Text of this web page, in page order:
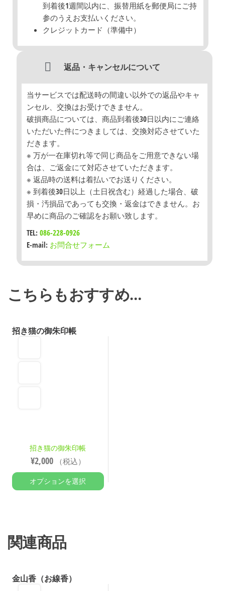
到着後1週間以内に、振替用紙を郵便局にご持
参のうえお支払いください。
クレジットカード（準備中）
返品・キャンセルについて
当サービスでは配送時の間違い以外での返品やキャ
ンセル、交換はお受けできません。
破損商品については、商品到着後30日以内にご連絡
いただいた件につきましては、交換対応させていた
だきます。
※ 万が一在庫切れ等で同じ商品をご用意できない場
合は、ご返金にて対応させていただきます。
※ 返品時の送料は着払いでお送りください。
※ 到着後30日以上（土日祝含む）経過した場合、破
損・汚損品であっても交換・返金はできません。お
早めに商品のご確認をお願い致します。
TEL: 086-228-0926
E-mail: お問合せフォーム
こちらもおすすめ…
招き猫の御朱印帳
招き猫の御朱印帳
¥2,000 （税込）
オプションを選択
関連商品
金山香（お線香）